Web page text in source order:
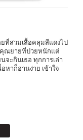
ที่สวมเสื้อคลุมสีแดงไป
คุณยายที่ป่วยหนักแต่
จะกินเธอ ทุกการเล่า
หาก็อ่านง่าย เข้าใจ